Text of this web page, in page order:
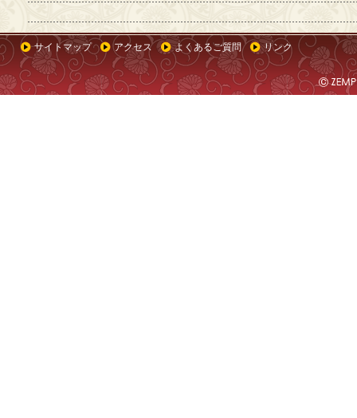
サイトマップ アクセス よくあるご質問 リンク